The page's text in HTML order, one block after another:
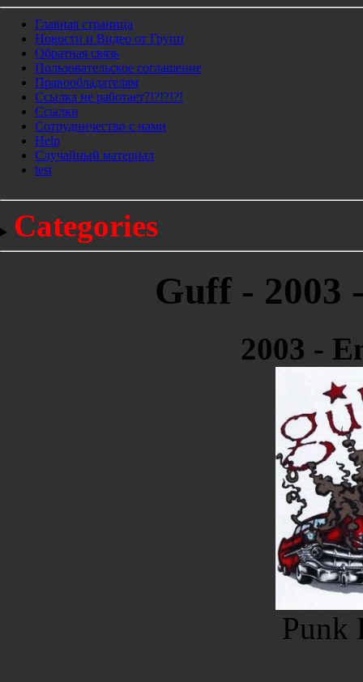
Главная страница
Новости и Видео от Групп
Обратная связь
Пользовательское соглашение
Правообладателям
Ссылка не работает?!?!?!?!
Ссылки
Сотрудничество с нами
Help
Cлучайный материал
test
Categories
Guff - 2003
2003 -
Punk